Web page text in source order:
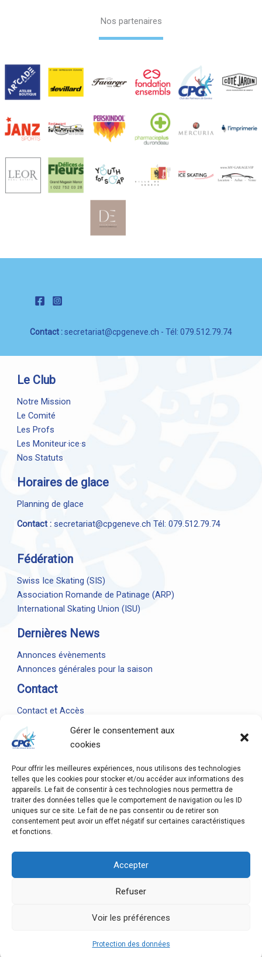
Gérer le consentement aux
cookies
Pour offrir les meilleures expériences, nous utilisons des technologies
telles que les cookies pour stocker et/ou accéder aux informations des
appareils. Le fait de consentir à ces technologies nous permettra de
traiter des données telles que le comportement de navigation ou les ID
uniques sur ce site. Le fait de ne pas consentir ou de retirer son
consentement peut avoir un effet négatif sur certaines caractéristiques
et fonctions.
Accepter
Refuser
Voir les préférences
Protection des données
Nos partenaires
Contact :secretariat@cpgeneve.ch - Tél: 079.512.79.74
Le Club
Notre Mission
Le Comité
Les Profs
Les Moniteur·ice·s
Nos Statuts
Horaires de glace
Planning de glace
Contact : secretariat@cpgeneve.ch Tél: 079.512.79.74
Fédération
Swiss Ice Skating (SIS)
Association Romande de Patinage (ARP)
International Skating Union (ISU)
Dernières News
Annonces évènements
Annonces générales pour la saison
Contact
Contact et Accès
Copyright © 2026 Club des Patineurs de Genève | Powered